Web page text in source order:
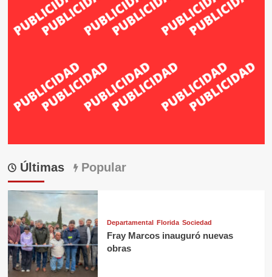
Últimas Popular
Departamental Florida Sociedad
Fray Marcos inauguró nuevas
obras